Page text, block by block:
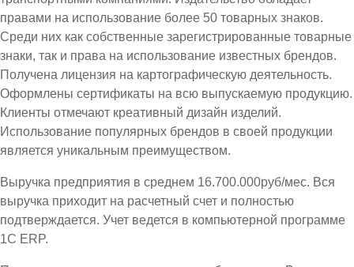
правами на использование более 50 товарных знаков.
Среди них как собственные зарегистрированные товарные
знаки, так и права на использование известных брендов.
Получена лицензия на картографическую деятельность.
Оформлены сертификаты на всю выпускаемую продукцию.
Клиенты отмечают креативный дизайн изделий.
Использование популярных брендов в своей продукции
является уникальным преимуществом.
Выручка предприятия в среднем 16.700.000руб/мес. Вся
выручка приходит на расчетный счет и полностью
подтверждается. Учет ведется в компьютерной программе
1С ЕRP.